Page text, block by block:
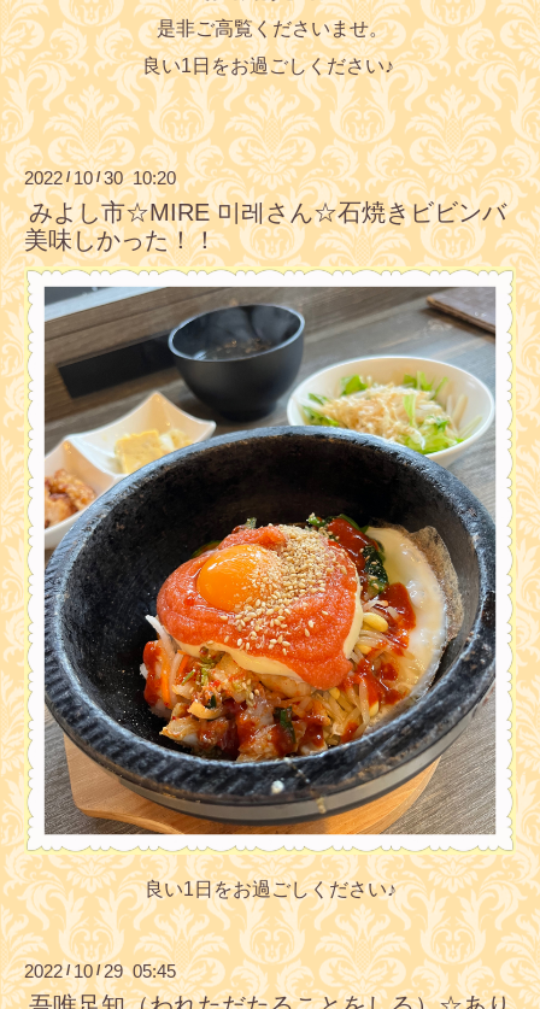
是非ご高覧くださいませ。
良い1日をお過ごしください♪
2022 /10/30 10:20
みよし市☆MIRE 미레さん☆石焼きビビンバ
美味しかった！！
良い1日をお過ごしください♪
2022/10 /29 05:45